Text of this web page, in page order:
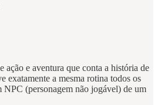
ação e aventura que conta a história de
exatamente a mesma rotina todos os
NPC (personagem não jogável) de um